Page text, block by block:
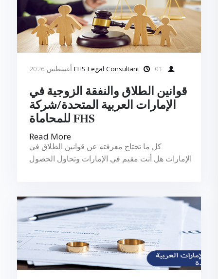
01 أغسطس 2026
قوانين الطلاق والنفقة الزوجية في
الإمارات العربية المتحدة/شركة
FHS للمحاماة
كل ما تحتاج معرفته عن قوانين الطلاق في
الإمارات هل أنت مقيم في الإمارات وتحاول الحصول
Read More